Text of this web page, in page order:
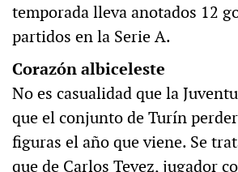
temporada lleva anotados 12
partidos en la Serie A.
Corazón albiceleste
No es casualidad que la
que el conjunto de Turín
figuras el año que viene. Se
que de Carlos Tevez, jugador